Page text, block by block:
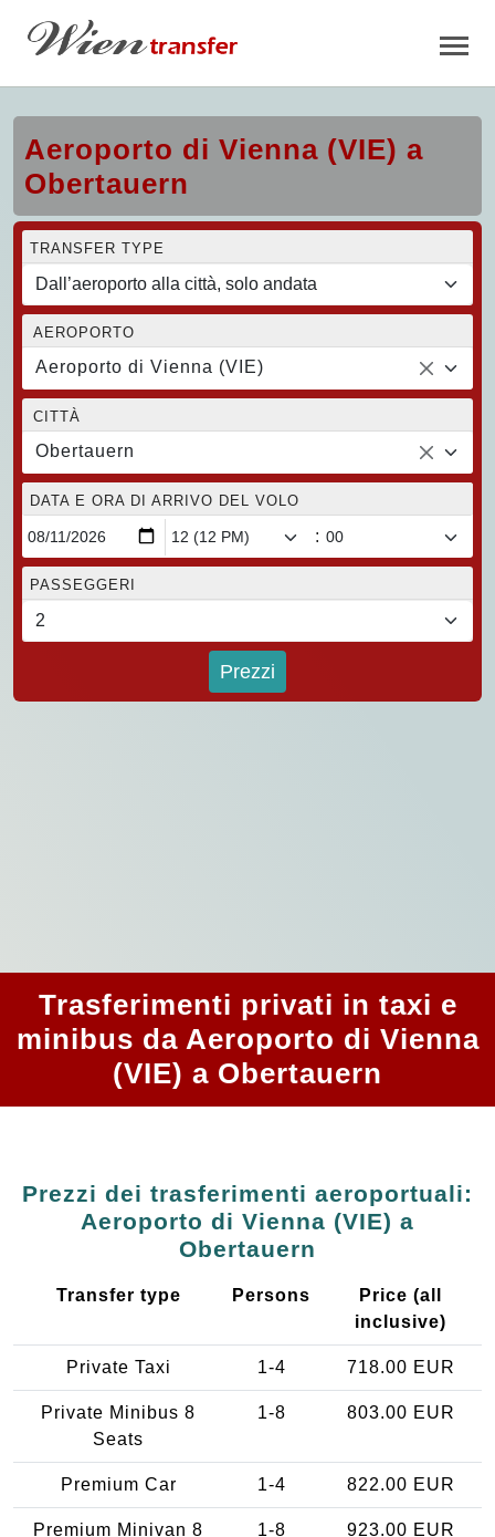
Aeroporto di Vienna (VIE) a
Obertauern
TRANSFER TYPE
AEROPORTO
Aeroporto di Vienna (VIE)
CITTÀ
Obertauern
DATA E ORA DI ARRIVO DEL VOLO
:
PASSEGGERI
Prezzi
Trasferimenti privati in taxi e
minibus da Aeroporto di Vienna
(VIE) a Obertauern
Prezzi dei trasferimenti aeroportuali:
Aeroporto di Vienna (VIE) a
Obertauern
Transfer type Persons
Price (all
inclusive)
Private Taxi 1-4 718.00 EUR
Private Minibus 8
Seats
1-8 803.00 EUR
Premium Car 1-4 822.00 EUR
Premium Minivan 8
1-8 923.00 EUR